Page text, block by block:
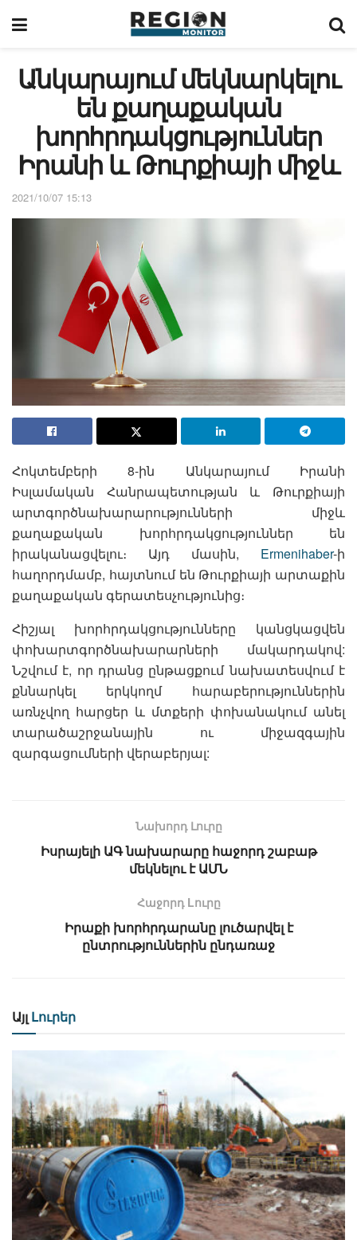
Անկարայում մեկնարկելու
են քաղաքական
խորհրդակցություններ
Իրանի և Թուրքիայի միջև
2021/10/07 15:13
Հոկտեմբերի 8-ին Անկարայում Իրանի
Իսլամական Հանրապետության և Թուրքիայի
արտգործնախարարությունների միջև
քաղաքական խորհրդակցություններ են
իրականացվելու։ Այդ մասին, Ermenihaber-ի
հաղորդմամբ, հայտնում են Թուրքիայի արտաքին
քաղաքական գերատեսչությունից։
Հիշյալ խորհրդակցությունները կանցկացվեն
փոխարտգործնախարարների մակարդակով:
Նշվում է, որ դրանց ընթացքում նախատեսվում է
քննարկել երկկողմ հարաբերություններին
առնչվող հարցեր և մտքերի փոխանակում անել
տարածաշրջանային ու միջազգային
զարգացումների վերաբերյալ:
Նախորդ Լուրը
Իսրայելի ԱԳ նախարարը հաջորդ շաբաթ
մեկնելու է ԱՄՆ
Հաջորդ Lուրը
Իրաքի խորհրդարանը լուծարվել է
ընտրություններին ընդառաջ
Այլ Լուրեր